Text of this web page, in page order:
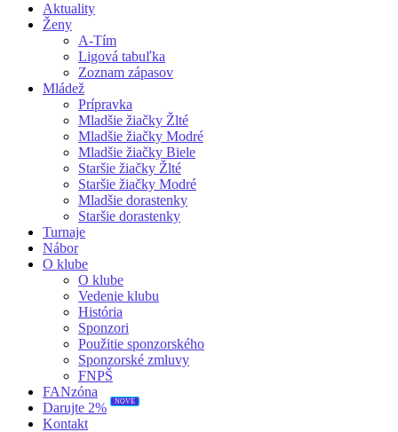
Aktuality
Ženy
A-Tím
Ligová tabuľka
Zoznam zápasov
Mládež
Prípravka
Mladšie žiačky Žlté
Mladšie žiačky Modré
Mladšie žiačky Biele
Staršie žiačky Žlté
Staršie žiačky Modré
Mladšie dorastenky
Staršie dorastenky
Turnaje
Nábor
O klube
O klube
Vedenie klubu
História
Sponzori
Použitie sponzorského
Sponzorské zmluvy
FNPŠ
FANzóna
Darujte 2%
NOVÉ
Kontakt